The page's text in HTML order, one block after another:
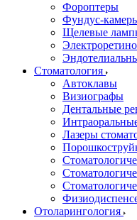
Фороптеры
Фундус-
Щелевые
Стоматология
Автоклавы
Визиографы
Дентальные
Лазеры
Отоларингология